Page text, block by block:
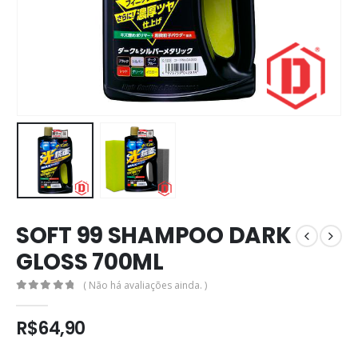
SOFT 99 SHAMPOO DARK
GLOSS 700ML
( Não há avaliações ainda. )
R$64,90